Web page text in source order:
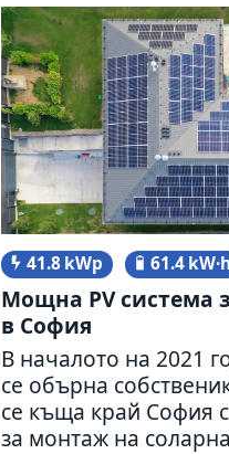
41.8 kWp 61.4 kW·h
Мощна PV система
в София
В нача­лото на 2021
се обърна
се къща край София
за монтаж на